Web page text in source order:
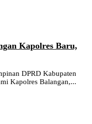
Kapolres Baru,
DPRD Kabupaten
Kapolres Balangan,...